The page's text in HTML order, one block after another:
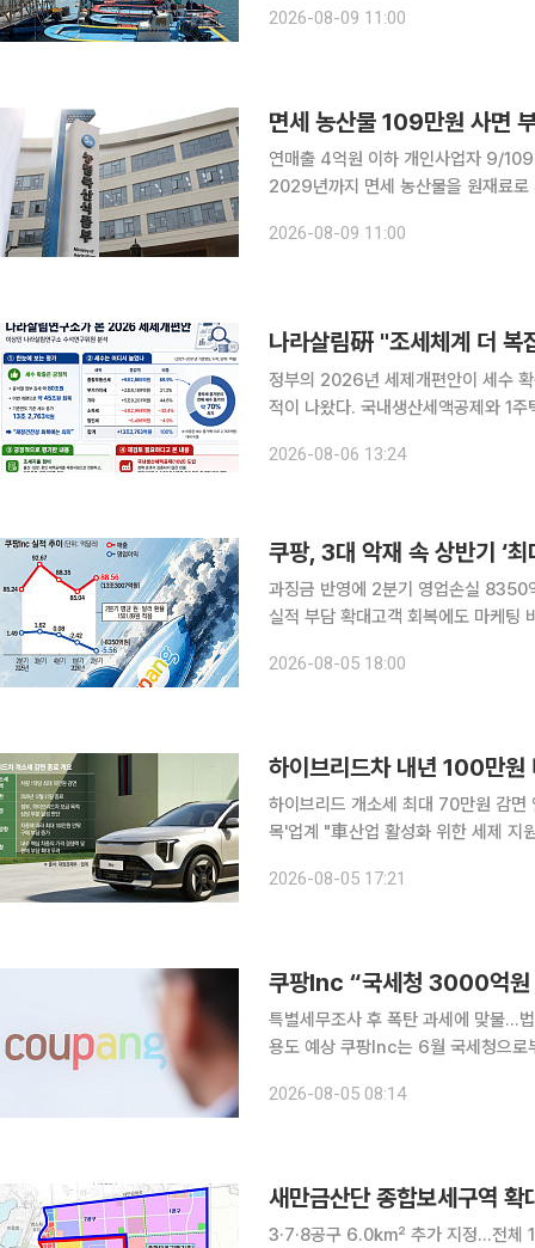
추기 위한 어업용 면세유 지원도
2026-08-09 11:00
면세 농산물 109만원 사면
연매출 4억원 이하 개인사업자 9/
2029년까지 면세 농산물을 원재료로 사용하는 연매출 4억원 이하 개인 음식점이 매입액의 9/109
입했다면 9만원을 매입세액으로 인
2026-08-09 11:00
나라살림硏 "조세체계 더 복
정부의 2026년 세제개편안이 세수
적이 나왔다. 국내생산세액공제와 1
전, 복잡해진 조세체계' 보고서에서
2026-08-06 13:24
쿠팡, 3대 악재 속 상반기 ‘최
과징금 반영에 2분기 영업손실 8350
실적 부담 확대고객 회복에도 마케팅 비용 지
징금이 손실을 키우면서 올 상반기 누
2026-08-05 18:00
하이브리드차 내년 100만원
하이브리드 개소세 최대 70만원 감
목'업계 "車산업 활성화 위한 세제 지원 필요" 국내 자동차 시장의 판매를 떠받치
내수 판매가 부진한 가운데 하이브리
2026-08-05 17:21
특별세무조사 후 폭탄 과세에 맞불…
용도 예상 쿠팡Inc는 6월 국세청으로부터 2억800만달러(약 3000억원) 과세 예고 통지를 받은 것
(SEC)에 공시한 2분기 연결실적 보고
2026-08-05 08:14
새만금산단 종합보세구역
3·7·8공구 6.0㎢ 추가 지정…전체